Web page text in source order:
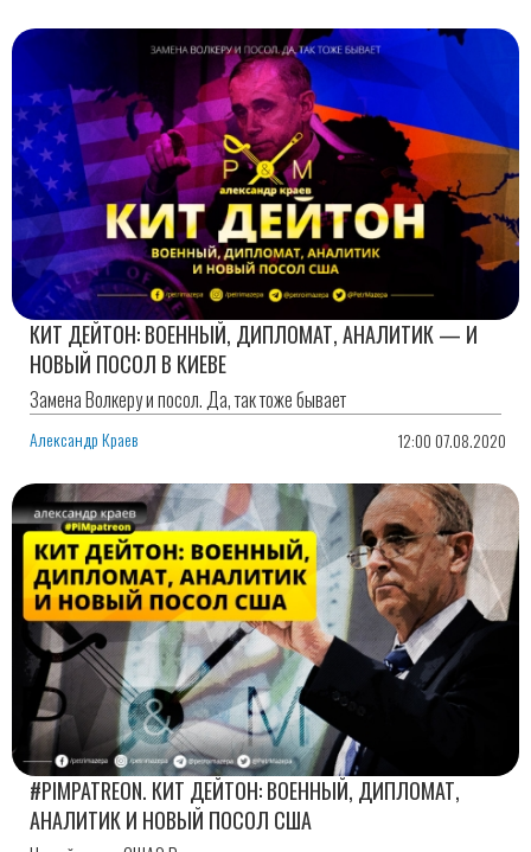
КИТ ДЕЙТОН: ВОЕННЫЙ, ДИПЛОМАТ, АНАЛИТИК — И
НОВЫЙ ПОСОЛ В КИЕВЕ
Замена Волкеру и посол. Да, так тоже бывает
Александр Краев 12:00 07.08.2020
#PIMPATREON. КИТ ДЕЙТОН: ВОЕННЫЙ, ДИПЛОМАТ,
АНАЛИТИК И НОВЫЙ ПОСОЛ США